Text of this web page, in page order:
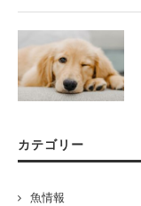
カテゴリー
魚情報